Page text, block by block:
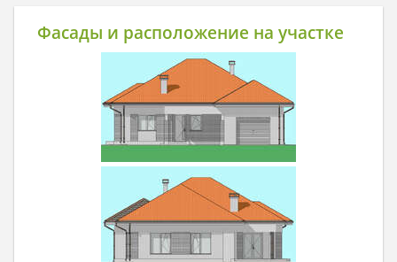
Фасады и расположение на участке